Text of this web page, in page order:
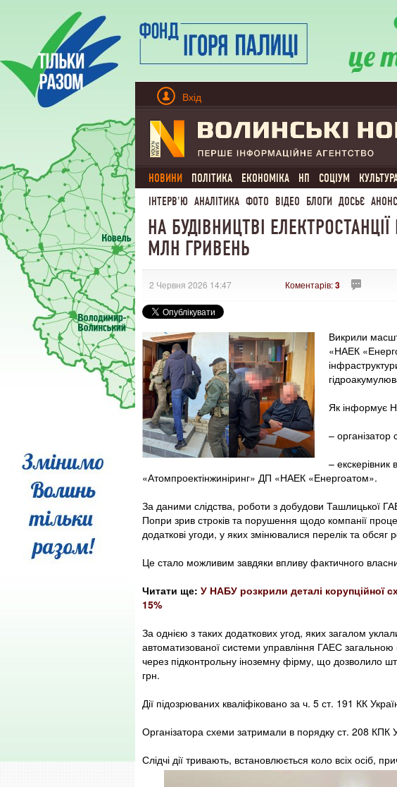
Вхід
НОВИНИ ПОЛІТИКА ЕКОНОМІКА НП СОЦІУМ
ІНТЕРВ'Ю АНАЛІТИКА ФОТО ВІДЕО БЛОГИ ДОСЬЄ
НА БУДІВНИЦТВІ
МЛН ГРИВЕНЬ
2 Червня 2026 14:47 Коментарів:3
Викрили
«НАЕК
Як інформує
–
– екскерівник
«Атомпроектінжиніринг» ДП «НАЕК «Енергоатом».
За даними слідства, роботи з добудови Ташлицької
Попри зрив строків та порушення щодо компанії
додаткові угоди, у яких змінювалися перелік та обсяг
Це стало можливим завдяки впливу фактичного
Читати ще: У НАБУ розкрили деталі корупційної
15%
За однією з таких додаткових угод, яких загалом
автоматизованої системи управління ГАЕС
через підконтрольну іноземну фірму, що дозволило
грн.
Дії підозрюваних кваліфіковано за ч. 5 ст. 191 КК
Організатора схеми затримали в порядку ст. 208 КПК
Слідчі дії тривають, встановлюється коло всіх осіб,